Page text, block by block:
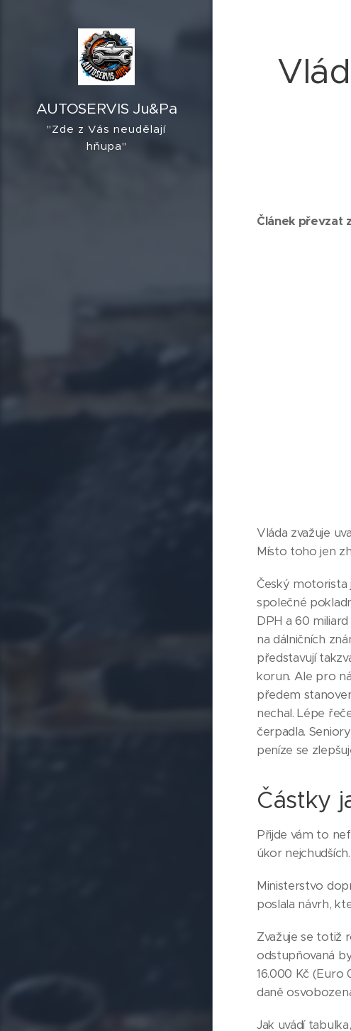
AUTOSERVIS Ju&Pa
"Zde z Vás neudělají
hňupa"
Článek převzat
Vláda zvažuje
Místo toho jen
Český motorista
společné
DPH a 60
na dálničních
představují
korun. Ale pro
předem
nechal. Lépe
čerpadla.
peníze se
Částky
Přijde vám to
úkor nejchudších.
Ministerstvo
poslala návrh,
Zvažuje se totiž
odstupňovaná
16.000 Kč (Euro
daně
Jak uvádí